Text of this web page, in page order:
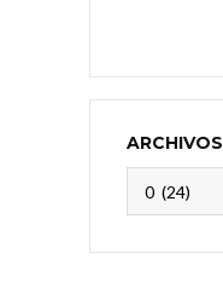
ARCHIVOS